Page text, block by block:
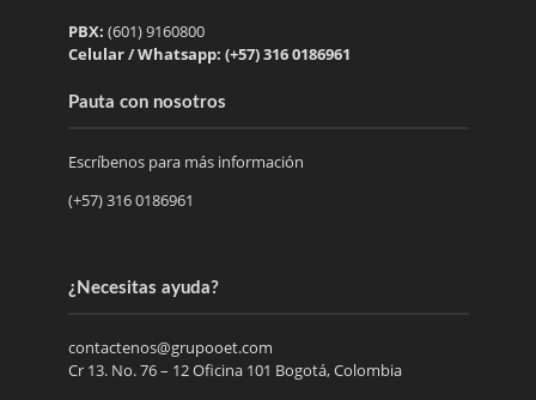
PBX: (601) 9160800
Celular / Whatsapp: (+57) 316 0186961
Pauta con nosotros
Escríbenos para más información
(+57) 316 0186961
¿Necesitas ayuda?
contactenos@grupooet.com
Cr 13. No. 76 – 12 Oficina 101 Bogotá, Colombia